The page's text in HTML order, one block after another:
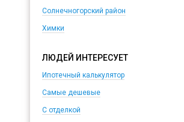
Солнечногорский район
Химки
ЛЮДЕЙ ИНТЕРЕСУЕТ
Ипотечный калькулятор
Самые дешевые
С отделкой